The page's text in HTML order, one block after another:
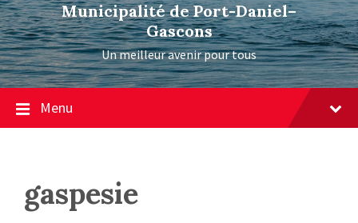
Municipalité de Port-Daniel–
Gascons
Un meilleur avenir pour tous
Menu
gaspesie